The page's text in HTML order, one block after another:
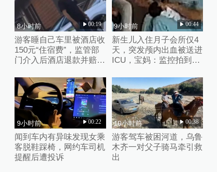
8小时前 00:19
游客睡自己车里被酒店收
150元“住宿费”，监管部
门介入后酒店退款并赔偿
9小时前 00:44
新生儿入住月子会所仅4
天，突发颅内出血被送进
ICU，宝妈：监控拍到护
9小时前 00:22
闻到车内有异味发现女乘
客脱鞋踩椅，网约车司机
提醒后遭投诉
10小时前 00:38
游客驾车被困河道，乌鲁
木齐一对父子骑马牵引救
出